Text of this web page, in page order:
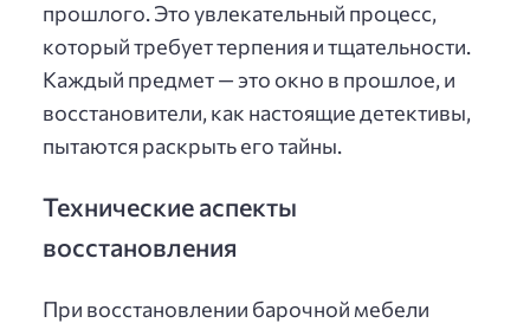
прошлого. Это увлекательный процесс,
который требует терпения и тщательности.
Каждый предмет — это окно в прошлое, и
восстановители, как настоящие детективы,
пытаются раскрыть его тайны.
Технические аспекты
восстановления
При восстановлении барочной мебели